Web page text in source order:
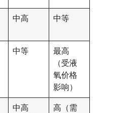
中高 中等
中等
最高
（受液
氧价格
影响）
中高
高（需